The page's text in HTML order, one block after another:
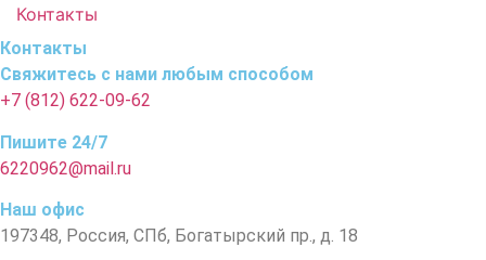
Контакты
Контакты
Свяжитесь с нами любым способом
+7 (812) 622-09-62
Пишите 24/7
6220962@mail.ru
Наш офис
197348, Россия, СПб, Богатырский пр., д. 18